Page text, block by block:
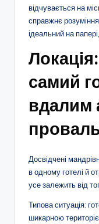
відчувається на
справжнє
ідеальний на
самий
вдалим
Досвідчені
в одному готелі й
усе залежить від
Типова ситуація:
шикарною